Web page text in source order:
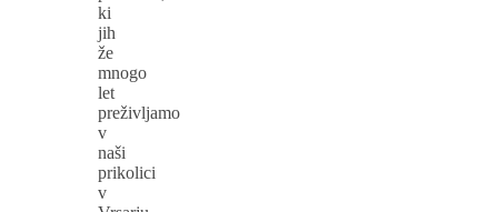
ki
jih
že
mnogo
let
preživljamo
v
naši
prikolici
v